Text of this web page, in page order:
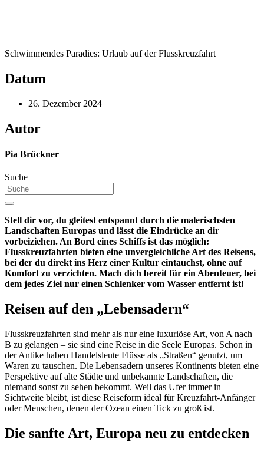
Schwimmendes Paradies: Urlaub auf der Flusskreuzfahrt
Datum
26. Dezember 2024
Autor
Pia Brückner
Suche
Stell dir vor, du gleitest entspannt durch die malerischsten
Landschaften Europas und lässt die Eindrücke an dir
vorbeiziehen. An Bord eines Schiffs ist das möglich:
Flusskreuzfahrten bieten eine unvergleichliche Art des Reisens,
bei der du direkt ins Herz einer Kultur eintauchst, ohne auf
Komfort zu verzichten. Mach dich bereit für ein Abenteuer, bei
dem jedes Ziel nur einen Schlenker vom Wasser entfernt ist!
Reisen auf den „Lebensadern“
Flusskreuzfahrten sind mehr als nur eine luxuriöse Art, von A nach
B zu gelangen – sie sind eine Reise in die Seele Europas. Schon in
der Antike haben Handelsleute Flüsse als „Straßen“ genutzt, um
Waren zu tauschen. Die Lebensadern unseres Kontinents bieten eine
Perspektive auf alte Städte und unbekannte Landschaften, die
niemand sonst zu sehen bekommt. Weil das Ufer immer in
Sichtweite bleibt, ist diese Reiseform ideal für Kreuzfahrt-Anfänger
oder Menschen, denen der Ozean einen Tick zu groß ist.
Die sanfte Art, Europa neu zu entdecken